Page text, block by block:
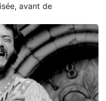
avant de